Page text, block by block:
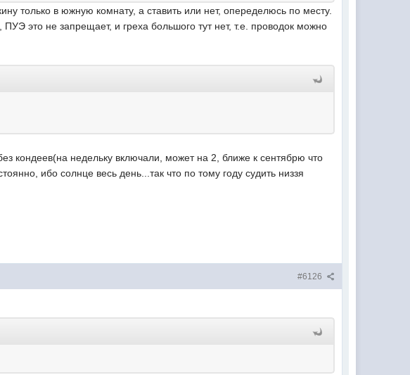
только в южную комнату, а ставить или нет, опеределюсь по месту.
это не запрещает, и греха большого тут нет, т.е. проводок можно
кондеев(на недельку включали, может на 2, ближе к сентябрю что
ибо солнце весь день...так что по тому году судить низзя
#6126